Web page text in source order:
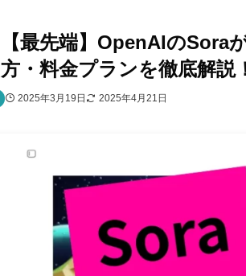
【最先端】OpenAIのSora
方・料金プランを徹底解説
2025年3月19日 2025年4月21日